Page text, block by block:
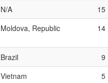
N/A
15
Moldova, Republic
14
Brazil 9
Vietnam
5